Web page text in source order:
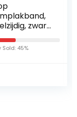
Auto
Remover
Auto
Sold: 95%